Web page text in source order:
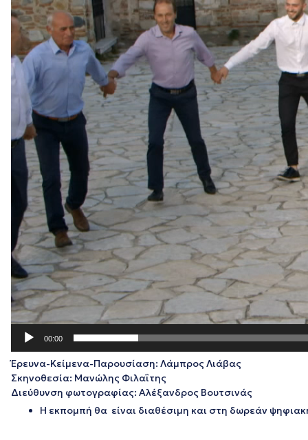
00:00
Έρευνα-Κείμενα-Παρουσίαση: Λάμπρος Λιάβας
Σκηνοθεσία: Μανώλης Φιλαΐτης
Διεύθυνση φωτογραφίας: Αλέξανδρος Βουτσινάς
Η εκπομπή θα είναι διαθέσιμη και στη δωρεάν